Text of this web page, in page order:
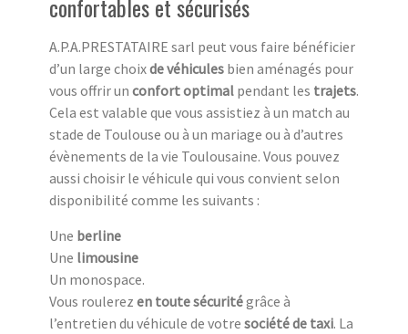
confortables et sécurisés
A.P.A.PRESTATAIRE sarl peut vous faire bénéficier
d’un large choixde véhicules bien aménagés pour
vous offrir un confort optimal pendant les trajets.
Cela est valable que vous assistiez à un match au
stade de Toulouse ou à un mariage ou à d’autres
évènements de la vie Toulousaine. Vous pouvez
aussi choisir le véhicule qui vous convient selon
disponibilité comme les suivants :
Une berline
Une limousine
Un monospace.
Vous roulerez en toute sécuritégrâce à
l’entretien du véhicule de votre société de taxi. La